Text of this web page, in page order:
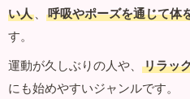
い人 、 呼吸やポーズを通じて体
す。
運動が久しぶりの人や、
リラッ
にも始めやすいジャンルです。